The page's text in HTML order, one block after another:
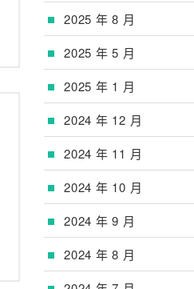
2025 年 8 月
2025 年 5 月
2025 年 1 月
2024 年 12 月
2024 年 11 月
2024 年 10 月
2024 年 9 月
2024 年 8 月